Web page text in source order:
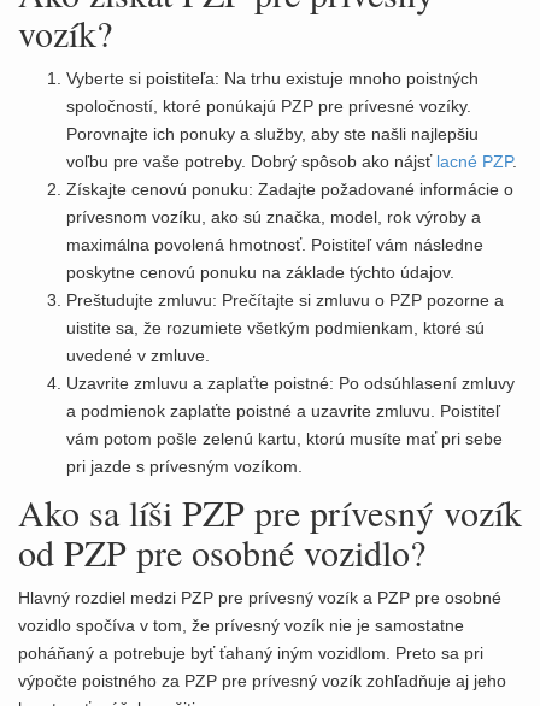
vozík?
Vyberte si poistiteľa: Na trhu existuje mnoho poistných
spoločností, ktoré ponúkajú PZP pre prívesné vozíky.
Porovnajte ich ponuky a služby, aby ste našli najlepšiu
voľbu pre vaše potreby. Dobrý spôsob ako nájsť lacné PZP.
Získajte cenovú ponuku: Zadajte požadované informácie o
prívesnom vozíku, ako sú značka, model, rok výroby a
maximálna povolená hmotnosť. Poistiteľ vám následne
poskytne cenovú ponuku na základe týchto údajov.
Preštudujte zmluvu: Prečítajte si zmluvu o PZP pozorne a
uistite sa, že rozumiete všetkým podmienkam, ktoré sú
uvedené v zmluve.
Uzavrite zmluvu a zaplaťte poistné: Po odsúhlasení zmluvy
a podmienok zaplaťte poistné a uzavrite zmluvu. Poistiteľ
vám potom pošle zelenú kartu, ktorú musíte mať pri sebe
pri jazde s prívesným vozíkom.
Ako sa líši PZP pre prívesný vozík
od PZP pre osobné vozidlo?
Hlavný rozdiel medzi PZP pre prívesný vozík a PZP pre osobné
vozidlo spočíva v tom, že prívesný vozík nie je samostatne
poháňaný a potrebuje byť ťahaný iným vozidlom. Preto sa pri
výpočte poistného za PZP pre prívesný vozík zohľadňuje aj jeho